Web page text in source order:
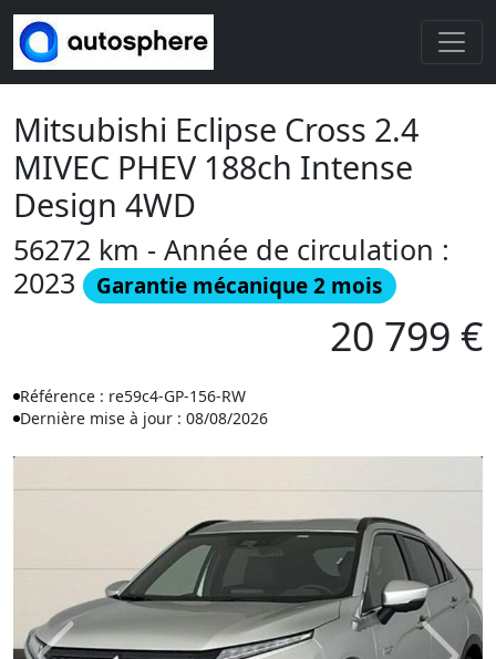
Mitsubishi Eclipse Cross 2.4
MIVEC PHEV 188ch Intense
Design 4WD
56272 km - Année de circulation :
2023
Garantie mécanique 2 mois
20 799 €
Référence : re59c4-GP-156-RW
Dernière mise à jour : 08/08/2026